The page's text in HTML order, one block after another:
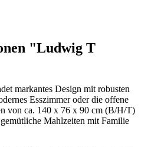
"Ludwig T
markantes Design mit robusten
Esszimmer oder die offene
von ca. 140 x 76 x 90 cm (B/H/T)
Mahlzeiten mit Familie